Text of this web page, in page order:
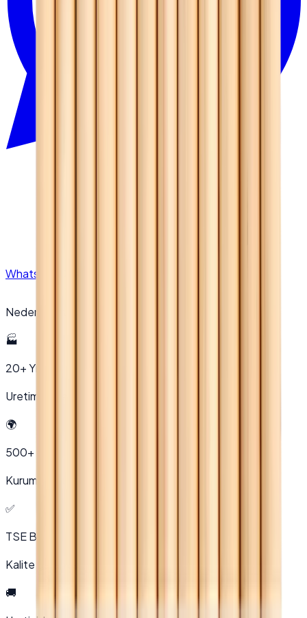
WhatsApp
Neden Beyaz Nevresim?
🏭
20+ Yıl
Uretim deneyimi
🌍
500+
Kurumsal müşteri
✅
TSE Belgeli
Kalite garantisi
🚚